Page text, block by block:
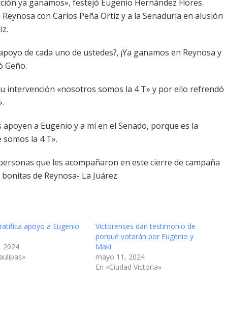
ya ganamos», festejó Eugenio Hernández Flores
con Carlos Peña Ortiz y a la Senaduría en alusión
de cada uno de ustedes?, ¡Ya ganamos en Reynosa y
Geño.
intervención «nosotros somos la 4 T» y por ello refrendó
a Eugenio y a mí en el Senado, porque es la
la 4 T».
que les acompañaron en este cierre de campaña
de Reynosa- La Juárez.
apoyo a Eugenio
2024
Victorenses dan testimonio de
porqué votarán por Eugenio y
Maki
mayo 11, 2024
En «Ciudad Victoria»